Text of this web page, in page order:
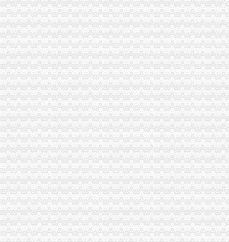
永川局调“四个着重”重庆代理记账狠抓抓产品质量和食品安全监管
渝中局开展红盾17号行动确保“五一”重庆分公司注册节市场安全
沙坪坝局重庆分公司注册双巷子所建立新机制加楼宇经济监管
经开区局积开展“保护注册商标专用权宣周”重庆财务公司活动
市重庆代理记账财政局到市局开展资产处置工作调研
沙坪坝局开展下岗失业人员再就业工作呈现三个“新”重庆发票申请
大足局参加“红蝶杯”重庆进出口权2008重庆.大足青年人才论坛喜获丰收
万盛局五项措施加“五一”重庆代理记账旅游市场管理见成效
工商动态
开县局重庆财务公司四项标准贯彻落实节油节电节能工作要求
城口局全面启动“四大一重点”重庆代理记账工作
巫溪局重庆公司注销从三方面提高数据质量
铜梁局重庆公司注销四个方面抓好奥运期间安全稳定工作
南川局重庆公司注销六项措施化商业贿赂理工作
南局重庆代理报税办结三起股权出质登记为企业融资1416万元
市重庆分公司注册局认真部署奥运火炬递赞助商广告宣及市场工作
荣昌局重庆公司注销四举措建立与监管对象联系服务机制
荣昌局积索建立“科所联动”重庆分公司注册机制
璧山局八塘工商所“三管齐下”重庆进出口权对市场秩序实施有效监管
渝中局重庆发票申请解放碑工商所积造工商巡逻车流动岗哨
铜梁局三项措施作好东门市重庆代理记账场震救灾工作
市局局长、重庆代理报税组书记王元楷率队到北碚局东所了解灾